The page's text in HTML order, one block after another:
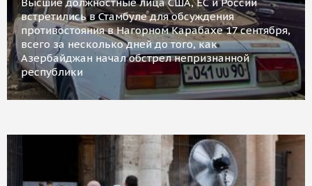
встретились в Стамбуле для обсуждения
противостояния в Нагорном Карабахе 17 сентября,
всего за несколько дней до того, как
Азербайджан начал обстрел непризнанной
республики